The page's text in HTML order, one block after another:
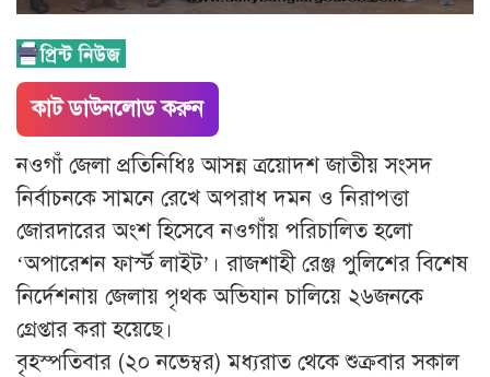
কাট ডাউনলোড করুন
নওগাঁ জেলা প্রতিনিধিঃ আসন্ন ত্রয়োদশ জাতীয় সংসদ
নির্বাচনকে সামনে রেখে অপরাধ দমন ও নিরাপত্তা
জোরদারের অংশ হিসেবে নওগাঁয় পরিচালিত হলো
‘অপারেশন ফার্স্ট লাইট’। রাজশাহী রেঞ্জ পুলিশের বিশেষ
নির্দেশনায় জেলায় পৃথক অভিযান চালিয়ে ২৬জনকে
গ্রেপ্তার করা হয়েছে।
বৃহস্পতিবার (২০ নভেম্বর) মধ্যরাত থেকে শুক্রবার সকাল